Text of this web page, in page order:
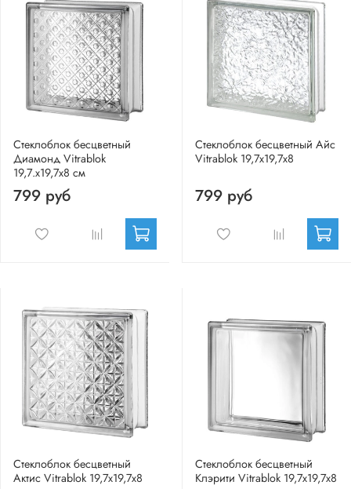
Стеклоблок бесцветный
Диамонд Vitrablok
19,7.x19,7x8 см
799 руб
Стеклоблок бесцветный Айс
Vitrablok 19,7x19,7x8
799 руб
Стеклоблок бесцветный
Актис Vitrablok 19,7x19,7x8
Стеклоблок бесцветный
Клэрити Vitrablok 19,7x19,7x8